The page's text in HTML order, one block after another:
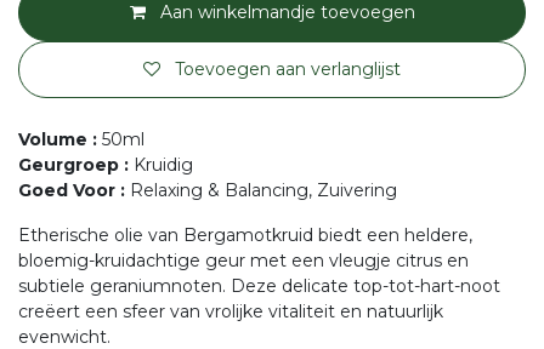
Aan winkelmandje toevoegen
Toevoegen aan verlanglijst
Volume : 50ml
Geurgroep : Kruidig
Goed Voor : Relaxing & Balancing, Zuivering
Etherische olie van Bergamotkruid biedt een heldere,
bloemig-kruidachtige geur met een vleugje citrus en
subtiele geraniumnoten. Deze delicate top-tot-hart-noot
creëert een sfeer van vrolijke vitaliteit en natuurlijk
evenwicht.